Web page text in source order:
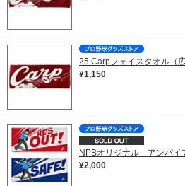
25 Carpフェイスタオル（広
¥1,150
NPBオリジナル アンパイ
¥2,000